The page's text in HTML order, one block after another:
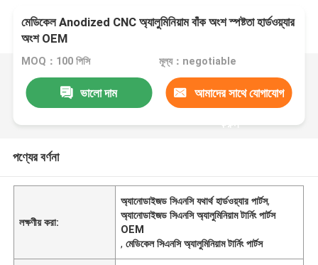
মেডিকেল Anodized CNC অ্যালুমিনিয়াম বাঁক অংশ স্পষ্টতা হার্ডওয়্যার
অংশ OEM
MOQ：100 পিসি মূল্য：negotiable
ভালো দাম আমাদের সাথে যোগাযোগ
করুন
পণ্যের বর্ণনা
লক্ষণীয় করা:
অ্যানোডাইজড সিএনসি যথার্থ হার্ডওয়্যার পার্টস,
অ্যানোডাইজড সিএনসি অ্যালুমিনিয়াম টার্নিং পার্টস
OEM
,মেডিকেল সিএনসি অ্যালুমিনিয়াম টার্নিং পার্টস